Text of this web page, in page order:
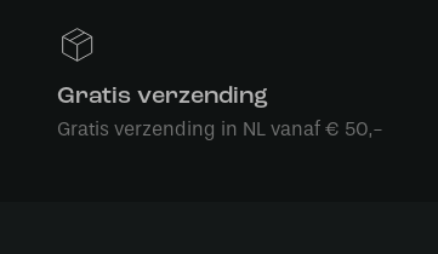
Gratis verzending
Gratis verzending in NL vanaf € 50,-